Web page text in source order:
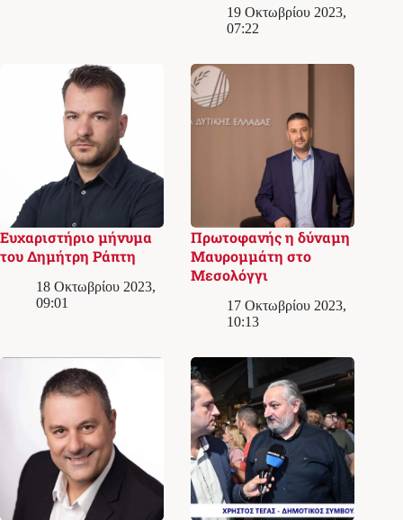
19 Οκτωβρίου 2023,
07:22
Ευχαριστήριο μήνυμα
του Δημήτρη Ράπτη
18 Οκτωβρίου 2023,
09:01
Πρωτοφανής η δύναμη
Μαυρομμάτη στο
Μεσολόγγι
17 Οκτωβρίου 2023,
10:13